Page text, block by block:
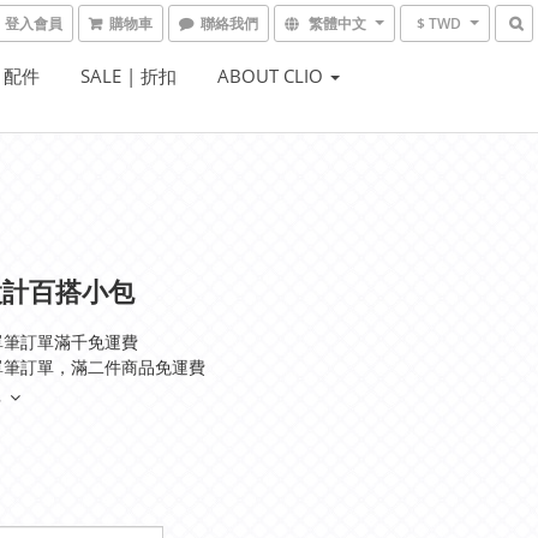
登入會員 購物車 聯絡我們 繁體中文 $ TWD
件 SALE | 折扣 ABOUT CLIO
百搭小包
訂單滿千免運費
訂單，滿二件商品免運費